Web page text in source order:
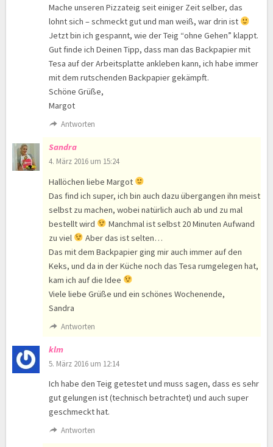
Mache unseren Pizzateig seit einiger Zeit selber, das
lohnt sich – schmeckt gut und man weiß, war drin ist
Jetzt bin ich gespannt, wie der Teig “ohne Gehen” klappt.
Gut finde ich Deinen Tipp, dass man das Backpapier mit
Tesa auf der Arbeitsplatte ankleben kann, ich habe immer
mit dem rutschenden Backpapier gekämpft.
Schöne Grüße,
Margot
Antworten
Sandra
4. März 2016 um 15:24
Hallöchen liebe Margot
Das find ich super, ich bin auch dazu übergangen ihn meist
selbst zu machen, wobei natürlich auch ab und zu mal
bestellt wird
Manchmal ist selbst 20 Minuten Aufwand
zu viel
Aber das ist selten…
Das mit dem Backpapier ging mir auch immer auf den
Keks, und da in der Küche noch das Tesa rumgelegen hat,
kam ich auf die Idee
Viele liebe Grüße und ein schönes Wochenende,
Sandra
Antworten
klm
5. März 2016 um 12:14
Ich habe den Teig getestet und muss sagen, dass es sehr
gut gelungen ist (technisch betrachtet) und auch super
geschmeckt hat.
Antworten